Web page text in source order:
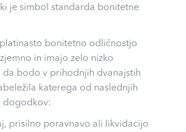
je simbol standarda bonitetne
bonitetno odličnostjo
in imajo zelo nizko
da bodo v prihodnjih dvanajstih
katerega od naslednjih
dogodkov:
prisilno poravnavo ali likvidacijo